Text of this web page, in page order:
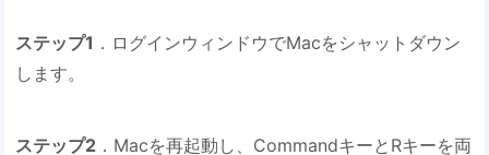
ステップ1 ．ログインウィンドウでMacをシャットダウン
します。
ステップ2 ．Macを再起動し、CommandキーとRキーを両